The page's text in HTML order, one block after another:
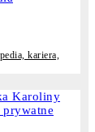
kariera,